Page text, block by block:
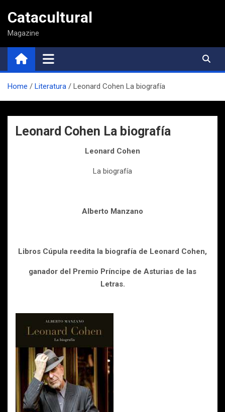
contenido
Catacultural
Magazine
Home Literatura Leonard Cohen La biografía
Leonard Cohen La biografía
Leonard Cohen
La biografía
Alberto Manzano
Libros Cúpula reedita la biografía de Leonard Cohen,
ganador del Premio Príncipe de Asturias de las
Letras.